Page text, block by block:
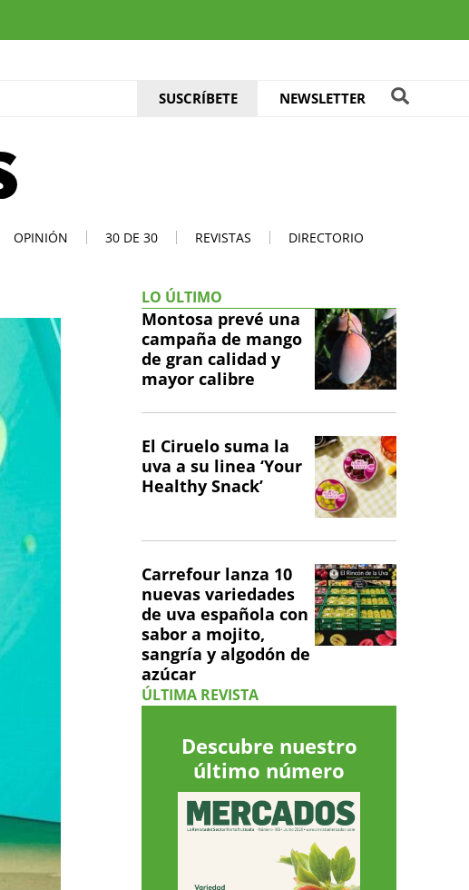
SUSCRÍBETE NEWSLETTER
OPINIÓN 30 DE 30 REVISTAS DIRECTORIO
LO ÚLTIMO
Montosa prevé una
campaña de mango
de gran calidad y
mayor calibre
El Ciruelo suma la
uva a su linea ‘Your
Healthy Snack’
Carrefour lanza 10
nuevas variedades
de uva española con
sabor a mojito,
sangría y algodón de
azúcar
ÚLTIMA REVISTA
Descubre nuestro
último número